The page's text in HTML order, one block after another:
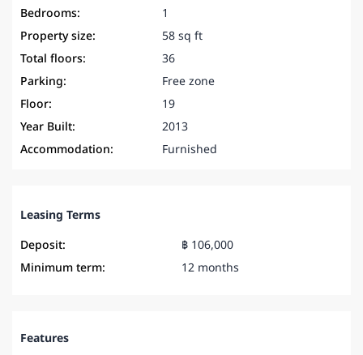
Bedrooms:
1
Property size:
58 sq ft
Total floors:
36
Parking:
Free zone
Floor:
19
Year Built:
2013
Accommodation:
Furnished
Leasing Terms
Deposit:
฿ 106,000
Minimum term:
12 months
Features